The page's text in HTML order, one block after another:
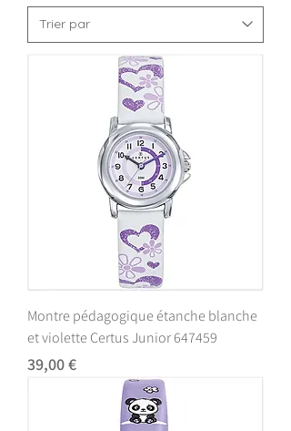
Montre pédagogique étanche blanche
et violette Certus Junior 647459
Prix
39,00 €